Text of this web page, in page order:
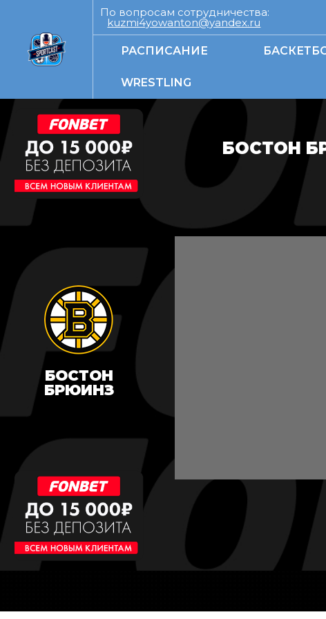
По вопросам сотрудничества:
kuzmi4yowanton@yandex.ru
РАСПИСАНИЕ
WRESTLING
БОСТОН
БРЮИНЗ
БОСТОН